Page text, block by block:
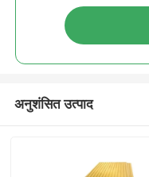
अनुशंसित उत्पाद